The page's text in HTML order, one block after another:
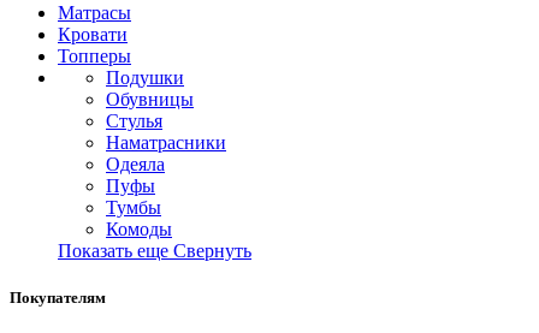
Матрасы
Кровати
Топперы
Подушки
Обувницы
Стулья
Наматрасники
Одеяла
Пуфы
Тумбы
Комоды
Показать еще Свернуть
Покупателям